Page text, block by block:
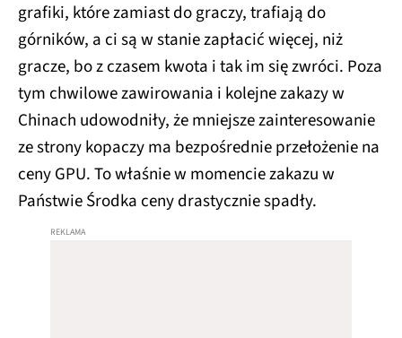
grafiki, które zamiast do graczy, trafiają do
górników, a ci są w stanie zapłacić więcej, niż
gracze, bo z czasem kwota i tak im się zwróci. Poza
tym chwilowe zawirowania i kolejne zakazy w
Chinach udowodniły, że mniejsze zainteresowanie
ze strony kopaczy ma bezpośrednie przełożenie na
ceny GPU. To właśnie w momencie zakazu w
Państwie Środka ceny drastycznie spadły.